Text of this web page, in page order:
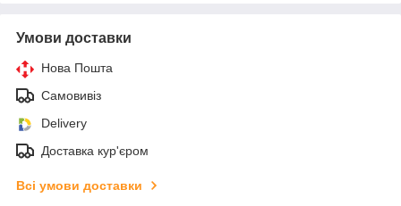
Умови доставки
Нова Пошта
Самовивіз
Delivery
Доставка кур'єром
Всі умови доставки